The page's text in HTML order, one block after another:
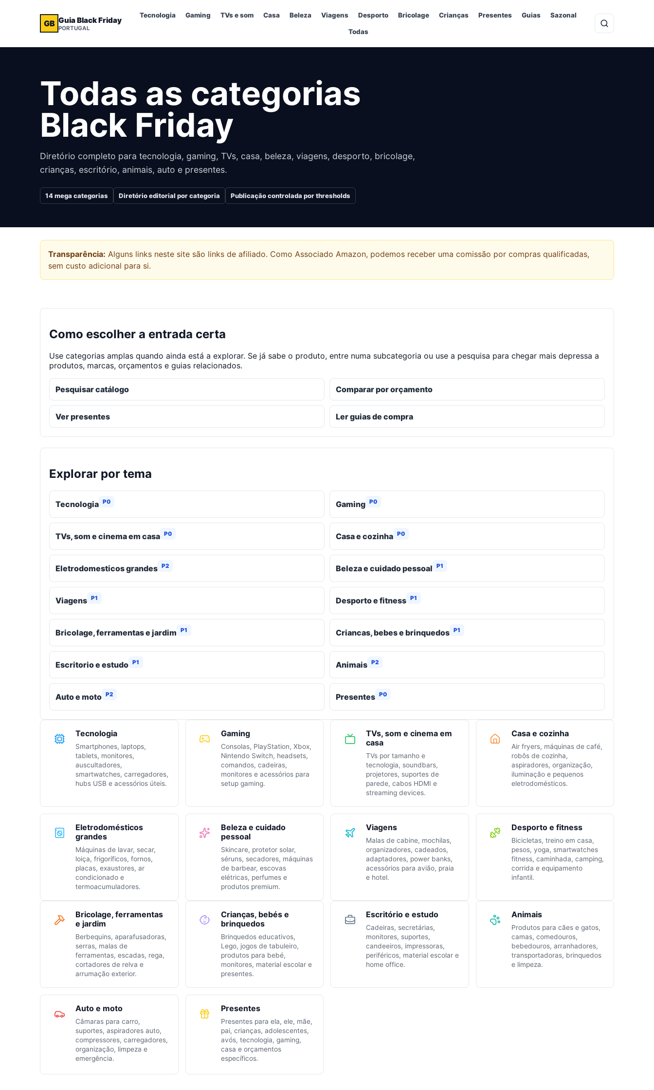
GB Guia Black Friday
PORTUGAL
Tecnologia Gaming TVs e som Casa Beleza Viagens Desporto Bricolage Crianças Presentes Guias Sazonal
Todas
Todas as categorias
Black Friday
Diretório completo para tecnologia, gaming, TVs, casa, beleza, viagens, desporto, bricolage,
crianças, escritório, animais, auto e presentes.
14mega categorias Diretório editorial por categoria Publicação controlada por thresholds
Transparência: Alguns links neste site são links de afiliado. Como Associado Amazon, podemos receber uma comissão por compras qualificadas,
sem custo adicional para si.
Como escolher a entrada certa
Use categorias amplas quando ainda está a explorar. Se já sabe o produto, entre numa subcategoria ou use a pesquisa para chegar mais depressa a
produtos, marcas, orçamentos e guias relacionados.
Pesquisar catálogo Comparar por orçamento
Ver presentes Ler guias de compra
Explorar por tema
Tecnologia P0 Gaming P0
TVs, som e cinema em casa P0 Casa e cozinha P0
Eletrodomesticos grandes P2 Beleza e cuidado pessoal P1
Viagens P1 Desporto e fitness P1
Bricolage, ferramentas e jardim P1 Criancas, bebes e brinquedos P1
Escritorio e estudo P1 Animais P2
Auto e moto P2 Presentes P0
Tecnologia
Smartphones, laptops,
tablets, monitores,
auscultadores,
smartwatches, carregadores,
hubs USB e acessórios úteis.
Gaming
Consolas, PlayStation, Xbox,
Nintendo Switch, headsets,
comandos, cadeiras,
monitores e acessórios para
setup gaming.
TVs, som e cinema em
casa
TVs por tamanho e
tecnologia, soundbars,
projetores, suportes de
parede, cabos HDMI e
streaming devices.
Casa e cozinha
Air fryers, máquinas de café,
robôs de cozinha,
aspiradores, organização,
iluminação e pequenos
eletrodomésticos.
Eletrodomésticos
grandes
Máquinas de lavar, secar,
loiça, frigoríficos, fornos,
placas, exaustores, ar
condicionado e
termoacumuladores.
Beleza e cuidado
pessoal
Skincare, protetor solar,
séruns, secadores, máquinas
de barbear, escovas
elétricas, perfumes e
produtos premium.
Viagens
Malas de cabine, mochilas,
organizadores, cadeados,
adaptadores, power banks,
acessórios para avião, praia
e hotel.
Desporto e fitness
Bicicletas, treino em casa,
pesos, yoga, smartwatches
fitness, caminhada, camping,
corrida e equipamento
infantil.
Bricolage, ferramentas
e jardim
Berbequins, aparafusadoras,
serras, malas de
ferramentas, escadas, rega,
cortadores de relva e
arrumação exterior.
Crianças, bebés e
brinquedos
Brinquedos educativos,
Lego, jogos de tabuleiro,
produtos para bebé,
monitores, material escolar e
presentes.
Escritório e estudo
Cadeiras, secretárias,
monitores, suportes,
candeeiros, impressoras,
periféricos, material escolar e
home office.
Animais
Produtos para cães e gatos,
camas, comedouros,
bebedouros, arranhadores,
transportadoras, brinquedos
e limpeza.
Auto e moto
Câmaras para carro,
suportes, aspiradores auto,
compressores, carregadores,
organização, limpeza e
emergência.
Presentes
Presentes para ela, ele, mãe,
pai, crianças, adolescentes,
avós, tecnologia, gaming,
casa e orçamentos
específicos.